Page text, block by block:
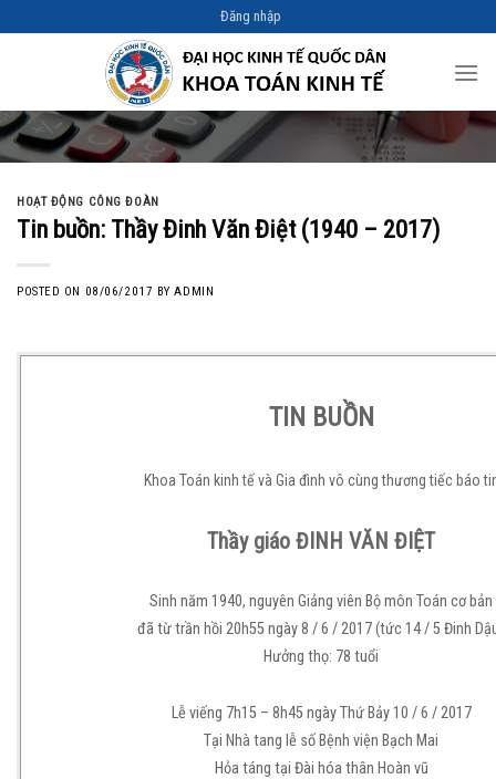
to
Đăng nhập
HOẠT ĐỘNG CÔNG ĐOÀN
Tin buồn: Thầy Đinh Văn Điệt (1940 – 2017)
POSTED ON 08/06/2017 BYADMIN
TIN BUỒN
Khoa Toán kinh tế và Gia đình vô cùng thương tiếc báo
Thầy giáo ĐINH VĂN ĐIỆT
Sinh năm 1940, nguyên Giảng viên Bộ môn Toán cơ bản
đã từ trần hồi 20h55 ngày 8 / 6 / 2017 (tức 14 / 5 Đinh
Hưởng thọ: 78 tuổi
Lễ viếng 7h15 – 8h45 ngày Thứ Bảy 10 / 6 / 2017
Tại Nhà tang lễ số Bệnh viện Bạch Mai
Hỏa táng tại Đài hóa thân Hoàn vũ